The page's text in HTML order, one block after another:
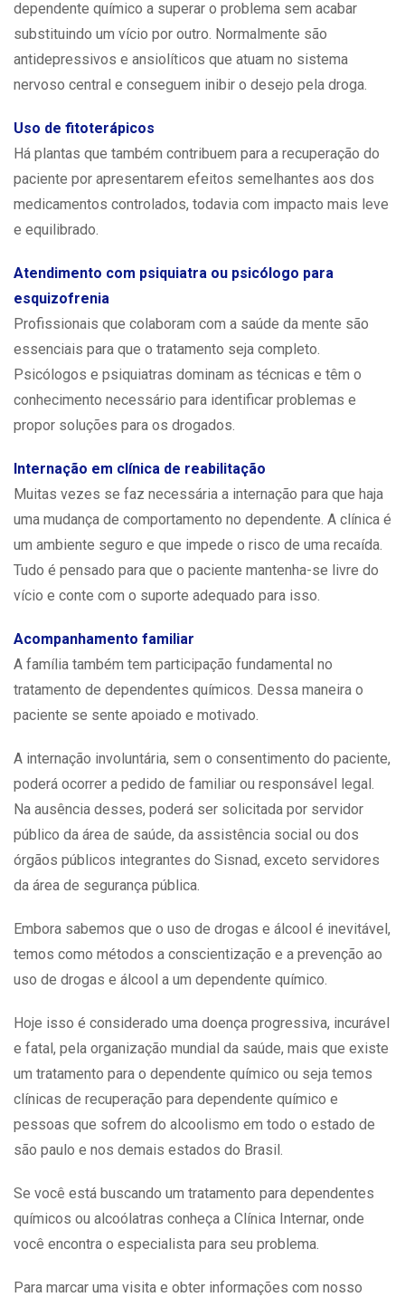
dependente químico a superar o problema sem acabar
substituindo um vício por outro. Normalmente são
antidepressivos e ansiolíticos que atuam no sistema
nervoso central e conseguem inibir o desejo pela droga.
Uso de fitoterápicos
Há plantas que também contribuem para a recuperação do
paciente por apresentarem efeitos semelhantes aos dos
medicamentos controlados, todavia com impacto mais leve
e equilibrado.
Atendimento com psiquiatra ou psicólogo para
esquizofrenia
Profissionais que colaboram com a saúde da mente são
essenciais para que o tratamento seja completo.
Psicólogos e psiquiatras dominam as técnicas e têm o
conhecimento necessário para identificar problemas e
propor soluções para os drogados.
Internação em clínica de reabilitação
Muitas vezes se faz necessária a internação para que haja
uma mudança de comportamento no dependente. A clínica é
um ambiente seguro e que impede o risco de uma recaída.
Tudo é pensado para que o paciente mantenha-se livre do
vício e conte com o suporte adequado para isso.
Acompanhamento familiar
A família também tem participação fundamental no
tratamento de dependentes químicos. Dessa maneira o
paciente se sente apoiado e motivado.
A internação involuntária, sem o consentimento do paciente,
poderá ocorrer a pedido de familiar ou responsável legal.
Na ausência desses, poderá ser solicitada por servidor
público da área de saúde, da assistência social ou dos
órgãos públicos integrantes do Sisnad, exceto servidores
da área de segurança pública.
Embora sabemos que o uso de drogas e álcool é inevitável,
temos como métodos a conscientização e a prevenção ao
uso de drogas e álcool a um dependente químico.
Hoje isso é considerado uma doença progressiva, incurável
e fatal, pela organização mundial da saúde, mais que existe
um tratamento para o dependente químico ou seja temos
clínicas de recuperação para dependente químico e
pessoas que sofrem do alcoolismo em todo o estado de
são paulo e nos demais estados do Brasil.
Se você está buscando um tratamento para dependentes
químicos ou alcoólatras conheça a Clínica Internar, onde
você encontra o especialista para seu problema.
Para marcar uma visita e obter informações com nosso